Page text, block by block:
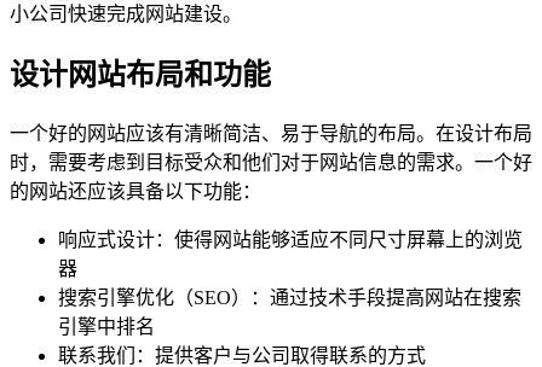
小公司快速完成网站建设。
设计网站布局和功能
一个好的网站应该有清晰简洁、易于导航的布局。在设计布局
时，需要考虑到目标受众和他们对于网站信息的需求。一个好
的网站还应该具备以下功能：
响应式设计：使得网站能够适应不同尺寸屏幕上的浏览
器
搜索引擎优化（SEO）：通过技术手段提高网站在搜索
引擎中排名
联系我们：提供客户与公司取得联系的方式